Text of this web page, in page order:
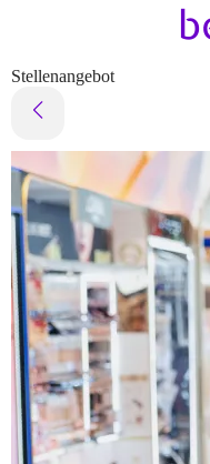
Stellenangebot